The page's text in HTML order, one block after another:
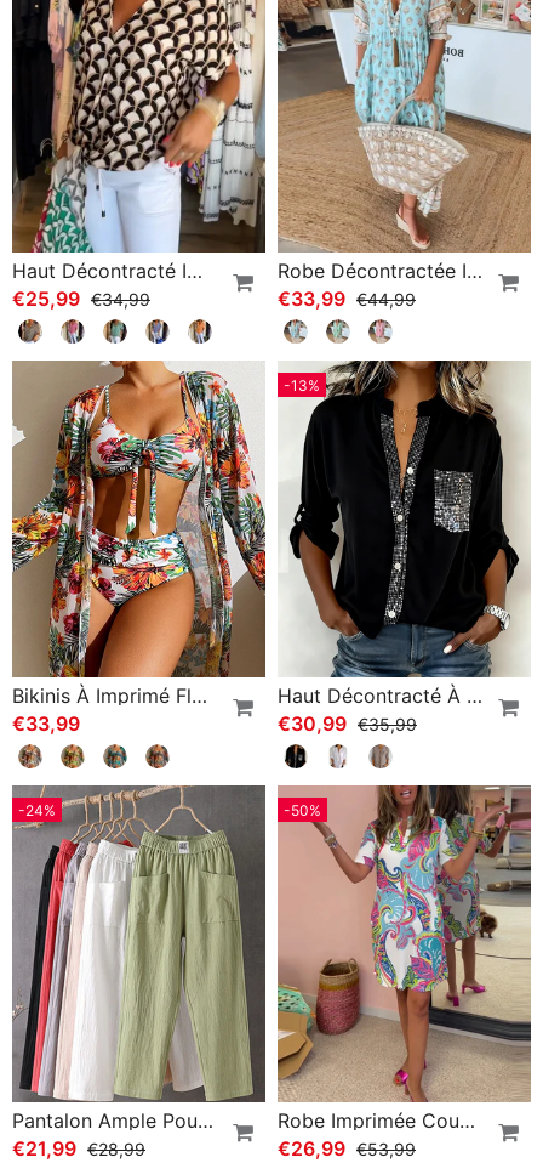
Haut Décontracté Imprimé À Manches Courtes Et Col En V
€25,99 €34,99
Robe Décontractée Imprimée À Col En V Et Demi-Manches
€33,99 €44,99
Bikinis À Imprimé Floral Et Cache-Maillot
€33,99
-13%
Haut Décontracté À Empiècements Et Boutons À Sequins
€30,99 €35,99
-24%
Pantalon Ample Pour Femme
€21,99 €28,99
-50%
Robe Imprimée Coupe Slim
€26,99 €53,99